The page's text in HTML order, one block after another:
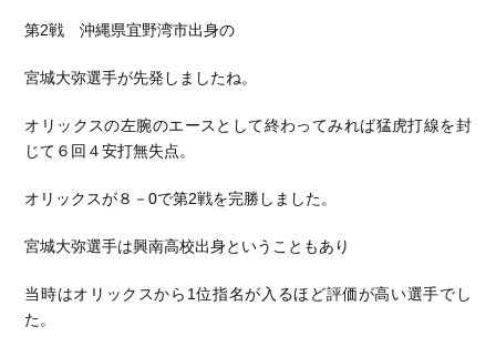
第2戦 沖縄県宜野湾市出身の
宮城大弥選手が先発しましたね。
オリックスの左腕のエースとして終わってみれば猛虎打線を封
じて６回４安打無失点。
オリックスが８－0で第2戦を完勝しました。
宮城大弥選手は興南高校出身ということもあり
当時はオリックスから1位指名が入るほど評価が高い選手でし
た。